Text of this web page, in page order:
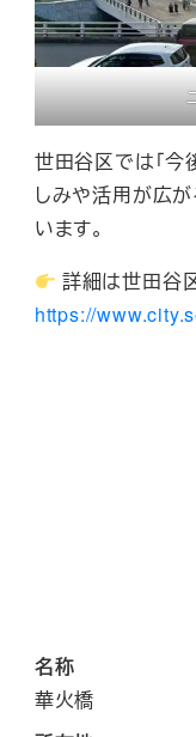
世田谷区では「今
しみや活用が広
います。
詳細は世田谷
https://
名称
華火橋